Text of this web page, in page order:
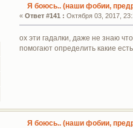
Я боюсь.. (наши фобии,
«Ответ #141 : Октября 03, 2017,
ох эти гадалки, даже не знаю
помогают определить какие
Я боюсь.. (наши фобии,